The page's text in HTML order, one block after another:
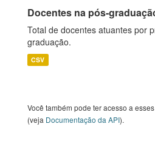
Docentes na pós-
Total de docentes atuantes por
graduação.
CSV
Você também pode ter acesso a
(veja Documentação da API).